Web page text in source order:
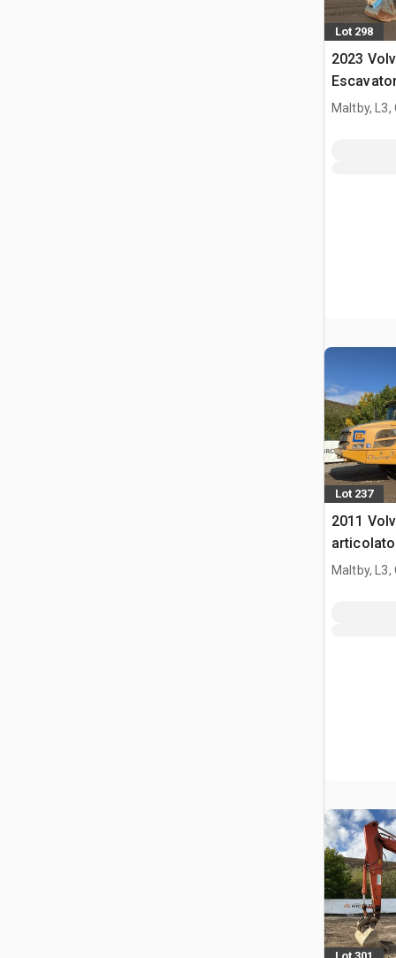
Lot 298
2023
Maltby, L3,
Lot 237
2011
articolato
Maltby, L3,